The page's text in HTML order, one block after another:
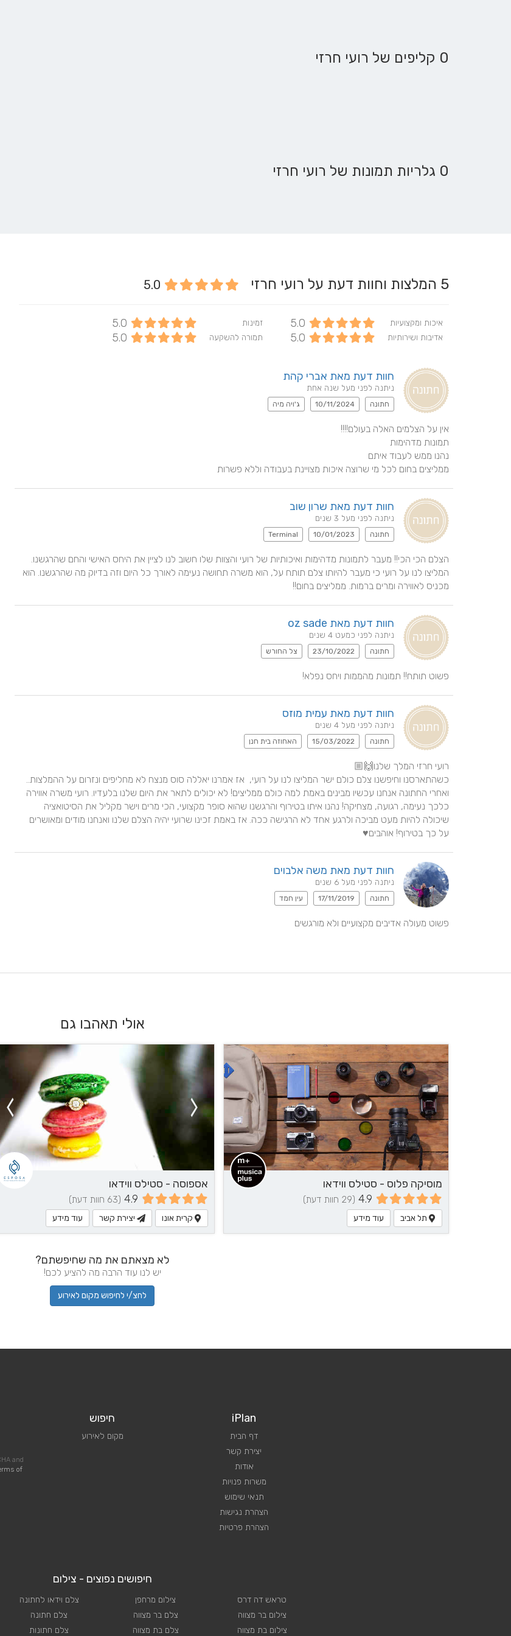
0 קליפים של רועי חרזי
0 גלריות תמונות של רועי חרזי
5 המלצות וחוות דעת על רועי חרזי 5.0
איכות ומקצועיות 5.0 זמינות 5.0
אדיבות ושירותיות 5.0 תמורה להשקעה 5.0
חוות דעת מאת אברי קהת
ניתנה לפני מעל שנה אחת
חתונה 10/11/2024 ג'ויה מיה
ממליצים בחום לכל מי שרוצה איכות מצויינת בעבודה וללא פשרות
חוות דעת מאת שרון שוב
ניתנה לפני מעל 3 שנים
חתונה 10/01/2023
Terminal
מכניס לאווירה ומרים ברמות. ממליצים בחום!!
חוות דעת מאת oz sade
ניתנה לפני כמעט 4 שנים
חתונה 23/10/2022 צל החורש
פשוט תותח!! תמונות מהממות ויחס נפלא!
חוות דעת מאת עמית מוזס
ניתנה לפני מעל 4 שנים
חתונה 15/03/2022 האחוזה בית חנן
על כך בטירוף! אוהבים♥️
חוות דעת מאת משה אלבוים
ניתנה לפני מעל 6 שנים
חתונה 17/11/2019 עין חמד
פשוט מעולה אדיבים מקצועיים ולא מורגשים
אולי תאהבו גם
מוסיקה פלוס - סטילס ווידאו
4.9 (29 חוות דעת)
תל אביב עוד מידע
אספוסה - סטילס ווידאו
4.9 (63 חוות דעת)
קרית אונו יצירת קשר עוד מידע
לא מצאתם את מה שחיפשתם?
יש לנו עוד הרבה מה להציע לכם!
לחצ/י לחיפוש מקום לאירוע
iPlan
דף הבית
יצירת קשר
אודות
משרות פנויות
תנאי שימוש
הצהרת נגישות
הצהרת פרטיות
חיפוש
מקום לאירוע
and
of
חיפושים נפוצים - צילום
טראש דה דרס
צילום בר מצווה
צילום בת מצווה
צילום מרחפן
צלם בר מצווה
צלם בת מצווה
צלם וידאו לחתונה
צלם חתונה
צלם חתונות